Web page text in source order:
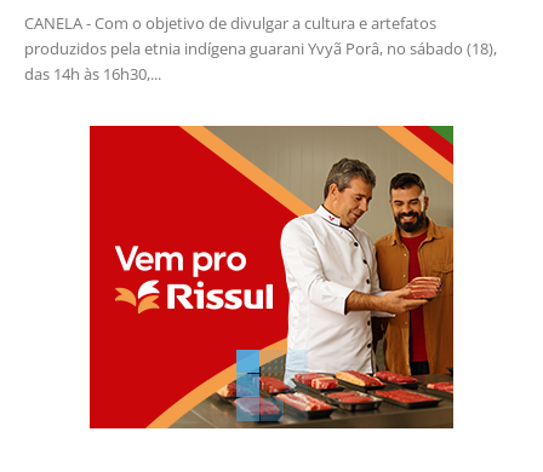
CANELA - Com o objetivo de divulgar a cultura e artefatos
produzidos pela etnia indígena guarani Yvyã Porâ, no sábado (18),
das 14h às 16h30,...